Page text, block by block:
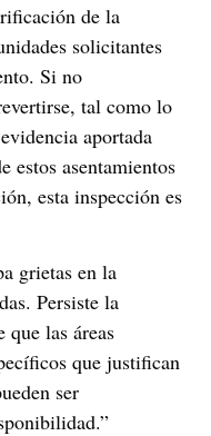
de la
solicitantes
Si no
tal como lo
aportada
estos asentamientos
esta inspección es
grietas en la
Persiste la
que las áreas
que justifican
ser